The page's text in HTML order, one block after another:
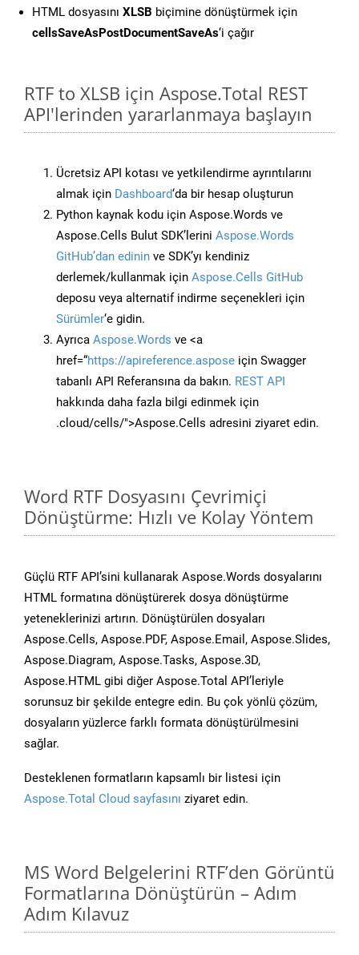
HTML dosyasını XLSB biçimine dönüştürmek için
cellsSaveAsPostDocumentSaveAs‘i çağır
RTF to XLSB için Aspose.Total REST
API'lerinden yararlanmaya başlayın
Ücretsiz API kotası ve yetkilendirme ayrıntılarını
almak için Dashboard‘da bir hesap oluşturun
Python kaynak kodu için Aspose.Words ve
Aspose.Cells Bulut SDK’lerini Aspose.Words
GitHub’dan edinin ve SDK’yı kendiniz
derlemek/kullanmak için Aspose.Cells GitHub
deposu veya alternatif indirme seçenekleri için
Sürümler‘e gidin.
Ayrıca Aspose.Words ve <a
href=“https://apireference.aspose için Swagger
tabanlı API Referansına da bakın. REST API
hakkında daha fazla bilgi edinmek için
.cloud/cells/">Aspose.Cells adresini ziyaret edin.
Word RTF Dosyasını Çevrimiçi
Dönüştürme: Hızlı ve Kolay Yöntem
Güçlü RTF API’sini kullanarak Aspose.Words dosyalarını
HTML formatına dönüştürerek dosya dönüştürme
yeteneklerinizi artırın. Dönüştürülen dosyaları
Aspose.Cells, Aspose.PDF, Aspose.Email, Aspose.Slides,
Aspose.Diagram, Aspose.Tasks, Aspose.3D,
Aspose.HTML gibi diğer Aspose.Total API’leriyle
sorunsuz bir şekilde entegre edin. Bu çok yönlü çözüm,
dosyaların yüzlerce farklı formata dönüştürülmesini
sağlar.
Desteklenen formatların kapsamlı bir listesi için
Aspose.Total Cloud sayfasını ziyaret edin.
MS Word Belgelerini RTF’den Görüntü
Formatlarına Dönüştürün – Adım
Adım Kılavuz